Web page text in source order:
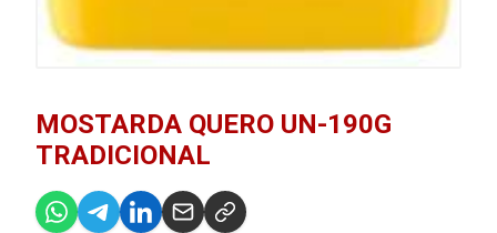
MOSTARDA QUERO UN-190G
TRADICIONAL